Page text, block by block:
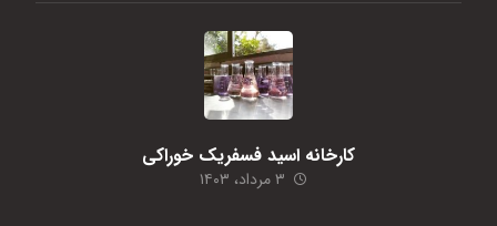
کارخانه اسید فسفریک خوراکی
۳ مرداد، ۱۴۰۳